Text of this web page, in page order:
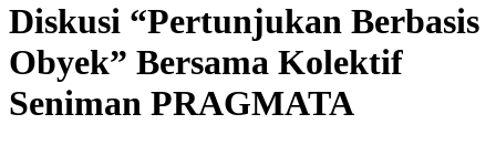
Diskusi “Pertunjukan Berbasis
Obyek” Bersama Kolektif
Seniman PRAGMATA